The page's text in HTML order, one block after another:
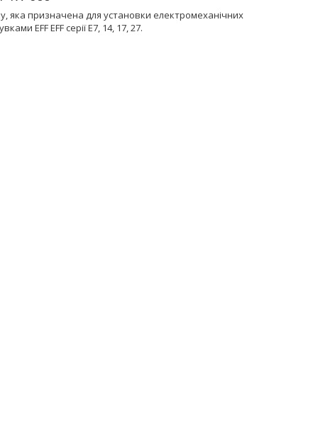
яка призначена для установки електромеханічних
EFF EFF серії Е7, 14, 17, 27.